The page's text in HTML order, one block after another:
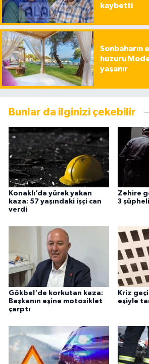
kaybetti
Sonbaharın
huzuru
yaşanır
Bunlar da ilginizi çekebilir
Konaklı’da yürek yakan
kaza: 57 yaşındaki işçi can
verdi
Zehire
3
Gökbel'de korkutan kaza:
Başkanın eşine motosiklet
çarptı
Kriz
eşiyle